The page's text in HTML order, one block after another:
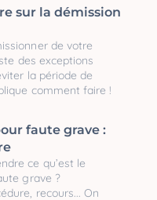
sur la démission
de votre
des exceptions
la période de
comment faire !
faute grave :
ce qu’est le
grave ?
recours... On